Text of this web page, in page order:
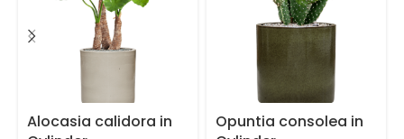
Alocasia calidora in
Opuntia consolea in